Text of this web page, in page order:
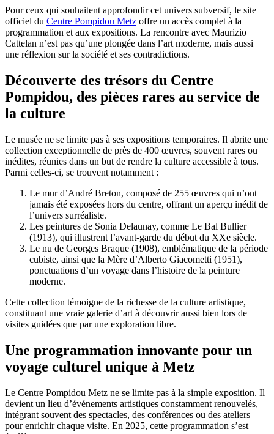
Pour ceux qui souhaitent approfondir cet univers subversif, le site
officiel du Centre Pompidou Metz offre un accès complet à la
programmation et aux expositions. La rencontre avec Maurizio
Cattelan n’est pas qu’une plongée dans l’art moderne, mais aussi
une réflexion sur la société et ses contradictions.
Découverte des trésors du Centre
Pompidou, des pièces rares au service de
la culture
Le musée ne se limite pas à ses expositions temporaires. Il abrite une
collection exceptionnelle de près de 400 œuvres, souvent rares ou
inédites, réunies dans un but de rendre la culture accessible à tous.
Parmi celles-ci, se trouvent notamment :
Le mur d’André Breton, composé de 255 œuvres qui n’ont
jamais été exposées hors du centre, offrant un aperçu inédit de
l’univers surréaliste.
Les peintures de Sonia Delaunay, comme Le Bal Bullier
(1913), qui illustrent l’avant-garde du début du XXe siècle.
Le nu de Georges Braque (1908), emblématique de la période
cubiste, ainsi que la Mère d’Alberto Giacometti (1951),
ponctuations d’un voyage dans l’histoire de la peinture
moderne.
Cette collection témoigne de la richesse de la culture artistique,
constituant une vraie galerie d’art à découvrir aussi bien lors de
visites guidées que par une exploration libre.
Une programmation innovante pour un
voyage culturel unique à Metz
Le Centre Pompidou Metz ne se limite pas à la simple exposition. Il
devient un lieu d’événements artistiques constamment renouvelés,
intégrant souvent des spectacles, des conférences ou des ateliers
pour enrichir chaque visite. En 2025, cette programmation s’est